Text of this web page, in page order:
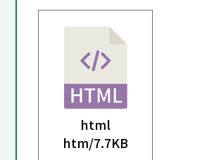
html
htm/7.7KB